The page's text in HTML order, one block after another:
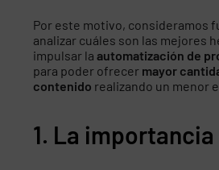
Por este motivo, consideramos
analizar cuáles son las mejores
impulsar laautomatización de
para poder ofrecer mayor
contenido realizando un menor
1. La importancia